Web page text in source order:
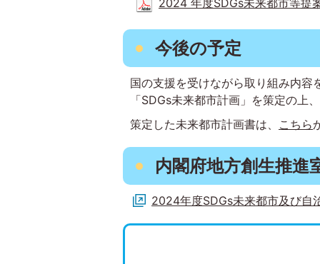
2024 年度SDGs未来都市等提
今後の予定
国の支援を受けながら取り組み内
「SDGs未来都市計画」を策定の上
策定した未来都市計画書は、 こちら
内閣府地方創生推進
2024年度SDGs未来都市及び自